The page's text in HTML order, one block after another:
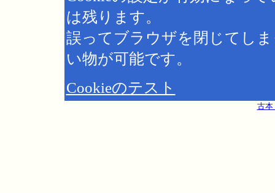
は残ります。
誤ってブラウザを閉じてし
い物が可能です。
Cookieのテスト
古本